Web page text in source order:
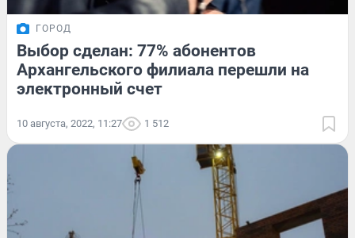
ГОРОД
Выбор сделан: 77% абонентов
Архангельского филиала перешли на
электронный счет
10 августа, 2022, 11:27 1 512